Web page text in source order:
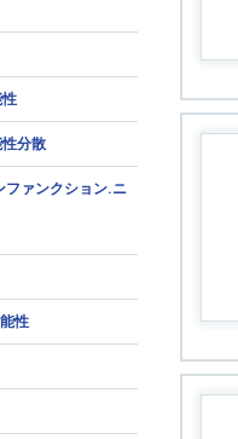
分散
ファンクション.ニ
性